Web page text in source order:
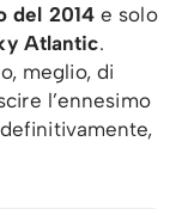
del 2014e solo
Atlantic.
meglio, di
l’ennesimo